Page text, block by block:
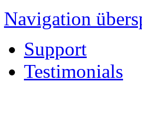
Navigation
Support
Testimonials